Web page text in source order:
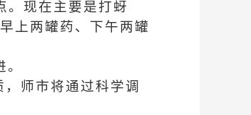
。现在主要是打蚜
上两罐药、下午两罐
师市将通过科学调